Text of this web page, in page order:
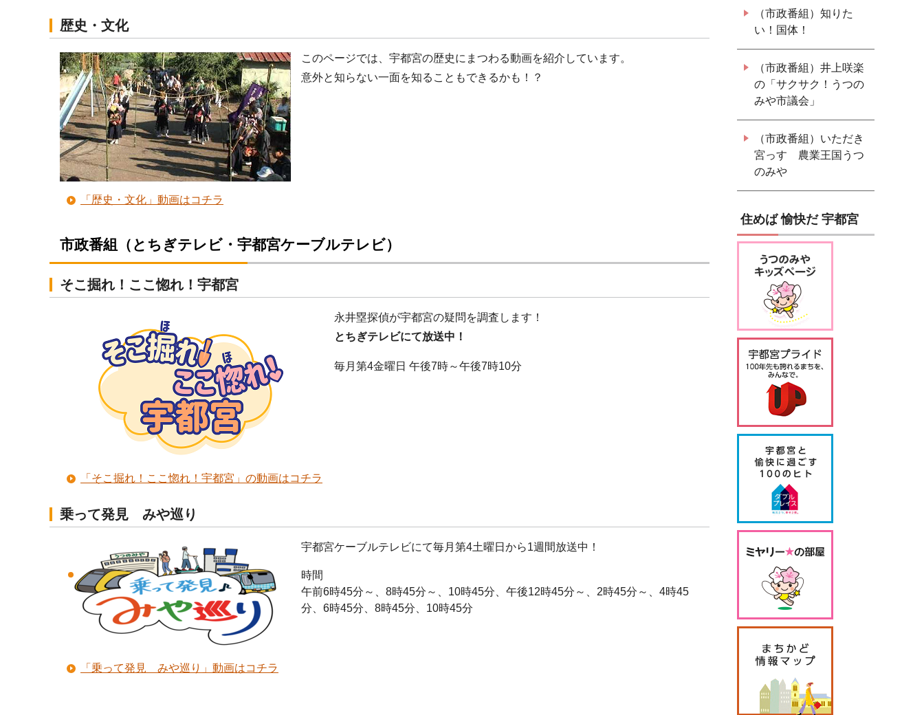
歴史・文化
このページでは、宇都宮の歴史にまつわる動画を紹介しています。
意外と知らない一面を知ることもできるかも！？
「歴史・文化」動画はコチラ
市政番組（とちぎテレビ・宇都宮ケーブルテレビ）
そこ掘れ！ここ惚れ！宇都宮
永井塁探偵が宇都宮の疑問を調査します！
とちぎテレビにて放送中！
毎月第4金曜日 午後7時～午後7時10分
「そこ掘れ！ここ惚れ！宇都宮」の動画はコチラ
乗って発見 みや巡り
宇都宮ケーブルテレビにて毎月第4土曜日から1週間放送中！
時間
午前6時45分～、8時45分～、10時45分、午後12時45分～、2時45分～、4時45
分、6時45分、8時45分、10時45分
「乗って発見 みや巡り」動画はコチラ
（市政番組）知りた
い！国体！
（市政番組）井上咲楽
の「サクサク！うつの
みや市議会」
（市政番組）いただき
宮っす 農業王国うつ
のみや
住めば 愉快だ 宇都宮